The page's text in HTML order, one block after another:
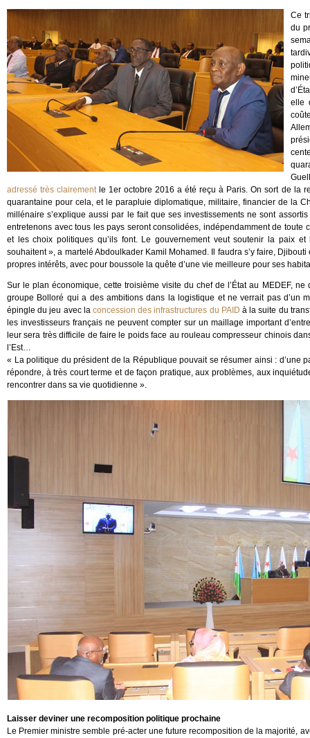
Ce
du
elle
adressé très clairementle 1er octobre 2016 a été reçu à Paris. On sort de la
quarantaine pour cela, et le parapluie diplomatique, militaire, financier de la
millénaire s’explique aussi par le fait que ses investissements ne sont
entretenons avec tous les pays seront consolidées, indépendamment de
et les choix politiques qu’ils font. Le gouvernement veut soutenir la paix
souhaitent », a martelé Abdoulkader Kamil Mohamed. Il faudra s’y faire,
propres intérêts, avec pour boussole la quête d’une vie meilleure pour ses
Sur le plan économique, cette troisième visite du chef de l’État au MEDEF,
groupe Bolloré qui a des ambitions dans la logistique et ne verrait pas
épingle du jeu avec la concession des infrastructures du PAID à la suite du
les investisseurs français ne peuvent compter sur un maillage important
leur sera très difficile de faire le poids face au rouleau compresseur chinois
l’Est…
« La politique du président de la République pouvait se résumer ainsi : d’une
répondre, à très court terme et de façon pratique, aux problèmes, aux
rencontrer dans sa vie quotidienne ».
Laisser deviner une recomposition politique prochaine
Le Premier ministre semble pré-acter une future recomposition de la majorité,